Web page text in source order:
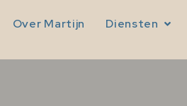
Over Martijn Diensten